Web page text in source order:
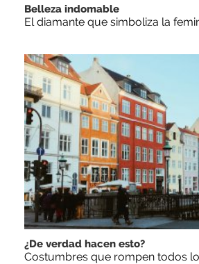
Belleza indomable
El diamante que simboliza la
¿De verdad hacen esto?
Costumbres que rompen todos